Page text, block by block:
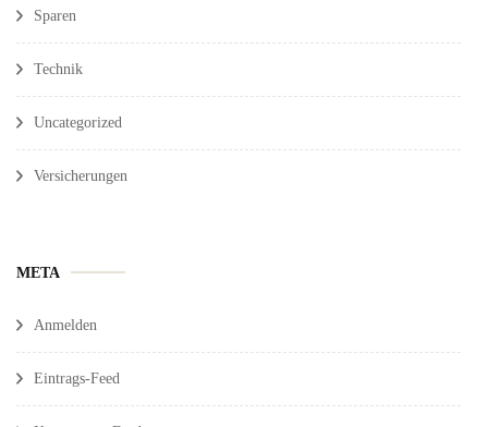
Sparen
Technik
Uncategorized
Versicherungen
META
Anmelden
Eintrags-Feed